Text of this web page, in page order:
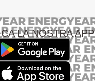
LA NOSTRA APP